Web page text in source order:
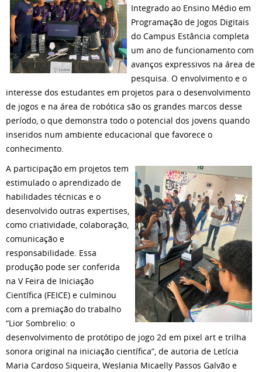
Integrado ao Ensino Médio em
Programação de Jogos Digitais
do Campus Estância completa
um ano de funcionamento com
avanços expressivos na área de
pesquisa. O envolvimento e o
interesse dos estudantes em projetos para o desenvolvimento
de jogos e na área de robótica são os grandes marcos desse
período, o que demonstra todo o potencial dos jovens quando
inseridos num ambiente educacional que favorece o
conhecimento.
A participação em projetos tem
estimulado o aprendizado de
habilidades técnicas e o
desenvolvido outras expertises,
como criatividade, colaboração,
comunicação e
responsabilidade. Essa
produção pode ser conferida
na V Feira de Iniciação
Científica (FEICE) e culminou
com a premiação do trabalho
“Lior Sombrelio: o
desenvolvimento de protótipo de jogo 2d em pixel art e trilha
sonora original na iniciação científica”, de autoria de Letícia
Maria Cardoso Siqueira, Weslania Micaelly Passos Galvão e